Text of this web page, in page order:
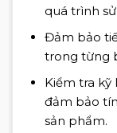
quá trình
Đảm bảo
trong từng
Kiểm tra kỹ
đảm bảo
sản phẩm.